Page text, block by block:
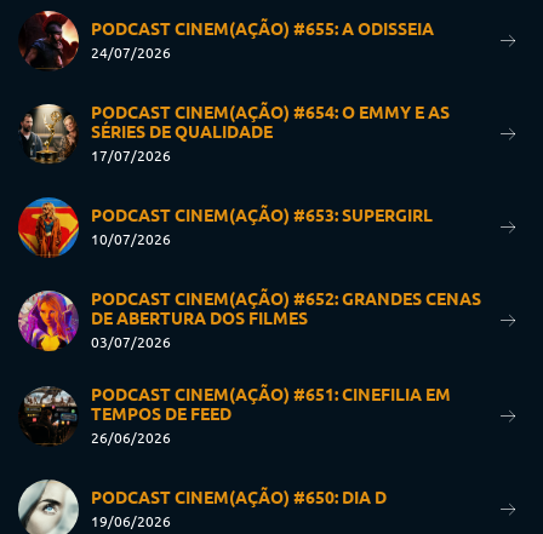
PODCAST CINEM(AÇÃO) #655: A ODISSEIA
24/07/2026
PODCAST CINEM(AÇÃO) #654: O EMMY E AS
SÉRIES DE QUALIDADE
17/07/2026
PODCAST CINEM(AÇÃO) #653: SUPERGIRL
10/07/2026
PODCAST CINEM(AÇÃO) #652: GRANDES CENAS
DE ABERTURA DOS FILMES
03/07/2026
PODCAST CINEM(AÇÃO) #651: CINEFILIA EM
TEMPOS DE FEED
26/06/2026
PODCAST CINEM(AÇÃO) #650: DIA D
19/06/2026